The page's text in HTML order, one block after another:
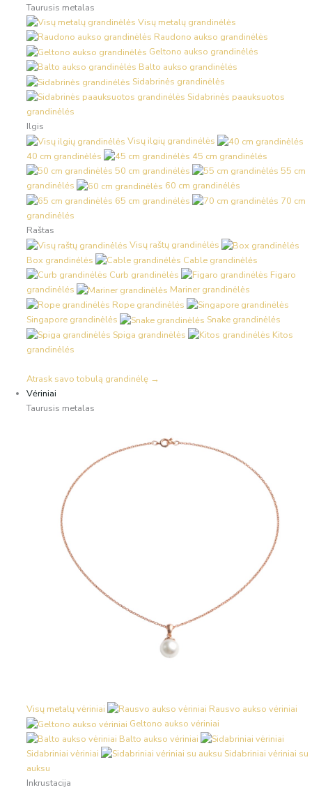
Taurusis metalas
Visų metalų grandinėlės
Raudono aukso grandinėlės
Geltono aukso grandinėlės
Balto aukso grandinėlės
Sidabrinės grandinėlės
Sidabrinės paauksuotos
grandinėlės
Ilgis
Visų ilgių grandinėlės
40 cm grandinėlės
45 cm grandinėlės
50 cm grandinėlės
55 cm
grandinėlės
60 cm grandinėlės
65 cm grandinėlės
70 cm
grandinėlės
Raštas
Visų raštų grandinėlės
Box grandinėlės
Cable grandinėlės
Curb grandinėlės
Figaro
grandinėlės
Mariner grandinėlės
Rope grandinėlės
Singapore grandinėlės
Snake grandinėlės
Spiga grandinėlės
Kitos
grandinėlės
Atrask savo tobulą grandinėlę →
Vėriniai
Taurusis metalas
Visų metalų vėriniai
Rausvo aukso vėriniai
Geltono aukso vėriniai
Balto aukso vėriniai
Sidabriniai vėriniai
Sidabriniai vėriniai su
auksu
Inkrustacija